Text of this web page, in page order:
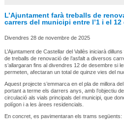
L’Ajuntament farà treballs de
carrers del municipi entre l’1 i el 12
Divendres 28 de novembre de 2025
L’Ajuntament de Castellar del Vallès iniciarà
de treballs de renovació de l’asfalt a diversos
s’allargaran fins al divendres 12 de desembre si
permeten, afectaran un total de quinze vies del
Aquest projecte s’emmarca en el pla de millora
portant a terme els darrers anys, amb l’objectiu
circulació als vials principals del municipi, que
polígon i a les àrees residencials.
En concret, es pavimentaran els trams següents: